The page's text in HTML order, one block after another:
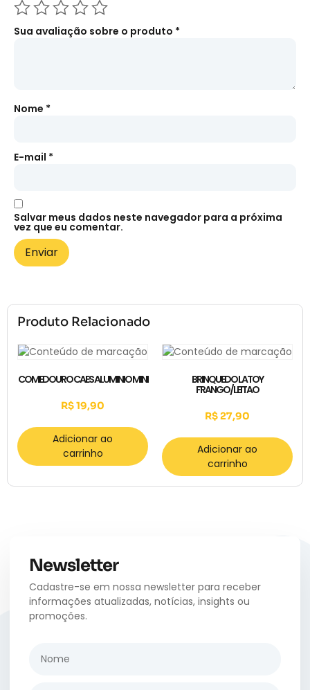
Produto Relacionado
COMEDOURO CAES ALUMINIO MINI
R$19,90
Adicionar ao
carrinho
BRINQUEDO LATOY
FRANGO/LEITAO
R$27,90
Adicionar ao
carrinho
Sua avaliação sobre o produto *
Nome *
E-mail *
Salvar meus dados neste navegador para a próxima
vez que eu comentar.
Newsletter
Cadastre-se em nossa newsletter para receber
informações atualizadas, notícias, insights ou
promoções.